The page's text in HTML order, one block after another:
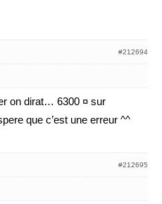
#212694
on dirat… 6300 ¤ sur
que c’est une erreur ^^
#212695